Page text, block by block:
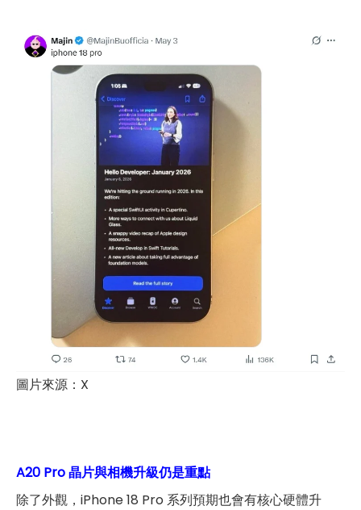
圖片來源：X
A20 Pro 晶片與相機升級仍是重點
除了外觀，iPhone 18 Pro 系列預期也會有核心硬體升